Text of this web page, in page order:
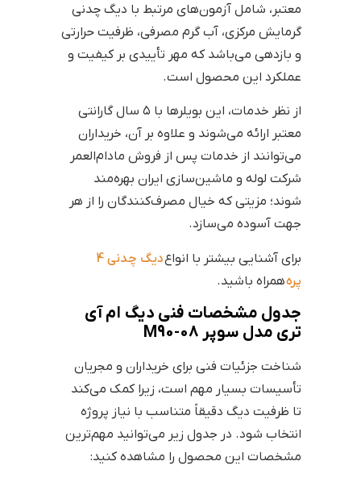
معتبر، شامل آزمون‌های مرتبط با دیگ چدنی
گرمایش مرکزی، آب گرم مصرفی، ظرفیت حرارتی
و بازدهی می‌باشد که مهر تأییدی بر کیفیت و
عملکرد این محصول است.
از نظر خدمات، این بویلرها با ۵ سال گارانتی
معتبر ارائه می‌شوند و علاوه بر آن، خریداران
می‌توانند از خدمات پس از فروش مادام‌العمر
شرکت لوله و ماشین‌سازی ایران بهره‌مند
شوند؛ مزیتی که خیال مصرف‌کنندگان را از هر
جهت آسوده می‌سازد.
برای آشنایی بیشتر با انواع
دیگ چدنی 4
پرههمراه باشید.
جدول مشخصات فنی دیگ ام آی
تری مدل سوپر M90-08
شناخت جزئیات فنی برای خریداران و مجریان
تأسیسات بسیار مهم است، زیرا کمک می‌کند
تا ظرفیت دیگ دقیقاً متناسب با نیاز پروژه
انتخاب شود. در جدول زیر می‌توانید مهم‌ترین
مشخصات این محصول را مشاهده کنید: